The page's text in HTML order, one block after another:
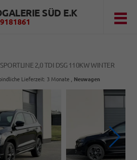
SÜD E.K
SPORTLINE 2,0 TDI DSG 110KW WINTER
Lieferzeit: 3 Monate Neuwagen